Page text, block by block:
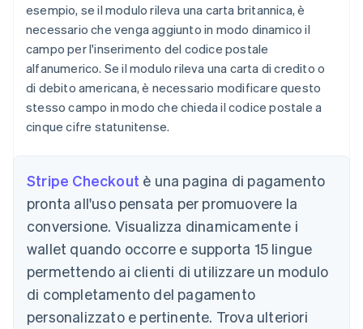
esempio, se il modulo rileva una carta britannica, è
necessario che venga aggiunto in modo dinamico il
campo per l'inserimento del codice postale
alfanumerico. Se il modulo rileva una carta di credito o
di debito americana, è necessario modificare questo
stesso campo in modo che chieda il codice postale a
cinque cifre statunitense.
Stripe Checkout è una pagina di pagamento
pronta all'uso pensata per promuovere la
conversione. Visualizza dinamicamente i
wallet quando occorre e supporta 15 lingue
permettendo ai clienti di utilizzare un modulo
di completamento del pagamento
personalizzato e pertinente. Trova ulteriori